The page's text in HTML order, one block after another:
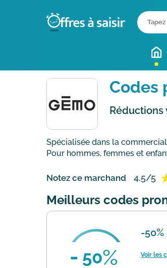
Codes
Réductions
Spécialisée dans la
Pour hommes, femmes et
Notez ce marchand 4.5/5
Meilleurs codes
50
-
Voir les